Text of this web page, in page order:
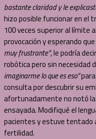
bastante claridad y le
hizo posible funcionar en el
100 veces superior al límite
provocación y esperando
muy frustrante”, le podría
robótica pero sin necesidad
imaginarme lo que es eso”
consulta por descubrir su
afortunadamente no notó
ensayada. Modifiqué el
pacientes y estuve tentado
fertilidad.